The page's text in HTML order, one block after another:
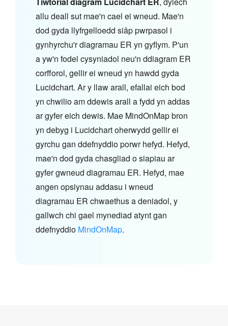
allu deall sut mae'n cael ei wneud. Mae'n
dod gyda llyfrgelloedd siâp pwrpasol i
gynhyrchu'r diagramau ER yn gyflym. P'un
a yw'n fodel cysyniadol neu'n ddiagram ER
corfforol, gellir ei wneud yn hawdd gyda
Lucidchart. Ar y llaw arall, efallai eich bod
yn chwilio am ddewis arall a fydd yn addas
ar gyfer eich dewis. Mae MindOnMap bron
yn debyg i Lucidchart oherwydd gellir ei
gyrchu gan ddefnyddio porwr hefyd. Hefyd,
mae'n dod gyda chasgliad o siapiau ar
gyfer gwneud diagramau ER. Hefyd, mae
angen opsiynau addasu i wneud
diagramau ER chwaethus a deniadol, y
gallwch chi gael mynediad atynt gan
ddefnyddio MindOnMap.